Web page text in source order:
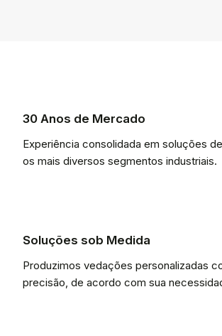
30 Anos de Mercado
Experiência consolidada em soluções
os mais diversos segmentos industriais.
Soluções sob Medida
Produzimos vedações personalizadas
precisão, de acordo com sua